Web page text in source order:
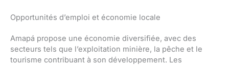
Opportunités d’emploi et économie locale
Amapá propose une économie diversifiée, avec des
secteurs tels que l’exploitation minière, la pêche et le
tourisme contribuant à son développement. Les